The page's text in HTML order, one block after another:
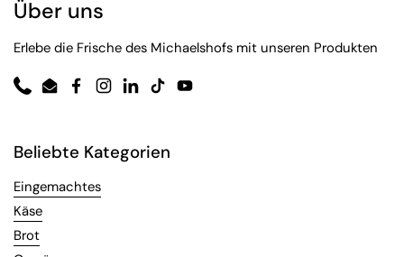
Über uns
Erlebe die Frische des Michaelshofs mit unseren Produkten
PhoneEmailFacebook
Instagram
LinkedIn
TikTokYouTube
Beliebte Kategorien
Eingemachtes
Käse
Brot